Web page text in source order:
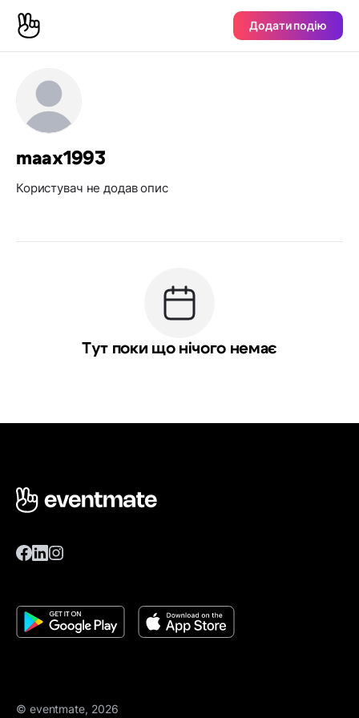
Додати подію
maax1993
Користувач не додав опис
Тут поки що нічого немає
© eventmate, 2026